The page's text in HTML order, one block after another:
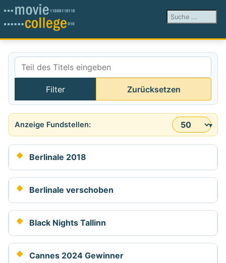
Suchen ...
Teil des Titels eingeben
Filter Zurücksetzen
Anzeige #
Berlinale 2018
Berlinale verschoben
Black Nights Tallinn
Cannes 2024 Gewinner